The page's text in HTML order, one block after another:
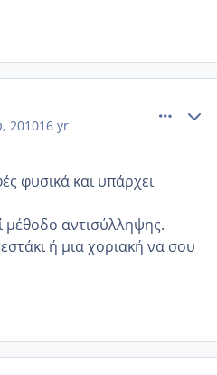
201016 yr
φυσικά και υπάρχει
μέθοδο αντισύλληψης.
ή μια χοριακή να σου